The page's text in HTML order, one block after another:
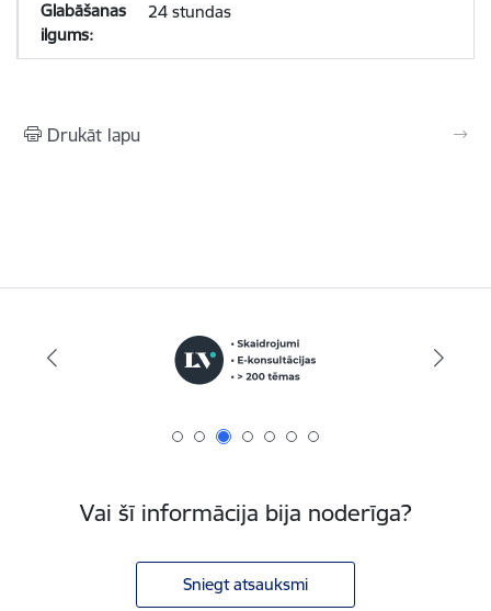
24 stundas
Drukāt lapu
Vai šī informācija bija noderīga?
Sniegt atsauksmi